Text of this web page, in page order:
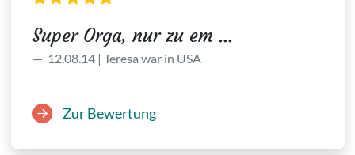
Super Orga, nur zu em ...
12.08.14 | Teresa war in USA
Zur Bewertung